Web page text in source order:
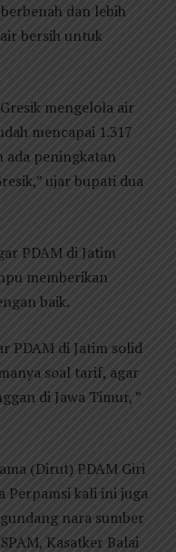
dan lebih
bersih untuk
mengelola air
mencapai 1.317
ada peningkatan
ujar bupati dua
PDAM di Jatim
memberikan
baik.
PDAM di Jatim solid
soal tarif, agar
di Jawa Timur, ”
(Dirut) PDAM Giri
Perpamsi kali ini juga
nara sumber
Kasatker Balai